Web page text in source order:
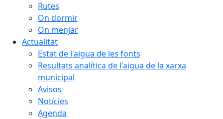
Rutes
On dormir
On menjar
Actualitat
Estat de l'aigua de les fonts
Resultats analítica de l'aigua de la xarxa
municipal
Avisos
Notícies
Agenda